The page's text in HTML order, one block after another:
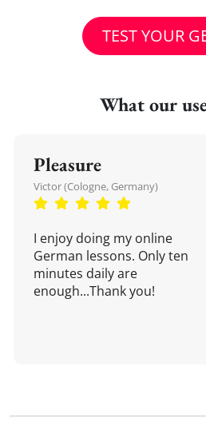
TEST YOUR
What our
Pleasure
Victor (Cologne, Germany)
I enjoy doing my online
German lessons. Only ten
minutes daily are
enough...Thank you!